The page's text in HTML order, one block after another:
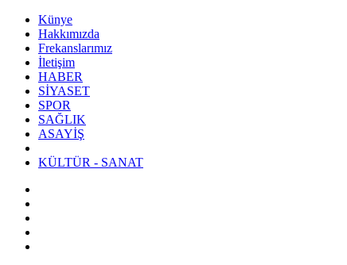
Künye
Hakkımızda
Frekanslarımız
İletişim
HABER
SİYASET
SPOR
SAĞLIK
ASAYİŞ
KÜLTÜR - SANAT